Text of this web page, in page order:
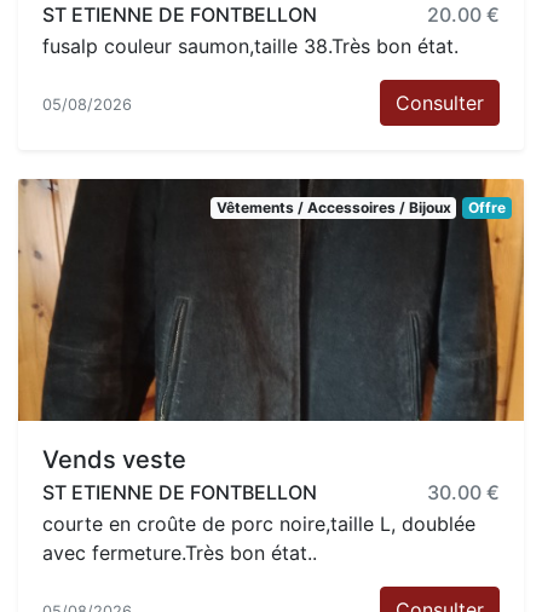
ST ETIENNE DE FONTBELLON
20.00 €
fusalp couleur saumon,taille 38.Très bon état.
05/08/2026 Consulter
Vêtements / Accessoires / Bijoux Offre
Vends veste
ST ETIENNE DE FONTBELLON
30.00 €
courte en croûte de porc noire,taille L, doublée
avec fermeture.Très bon état..